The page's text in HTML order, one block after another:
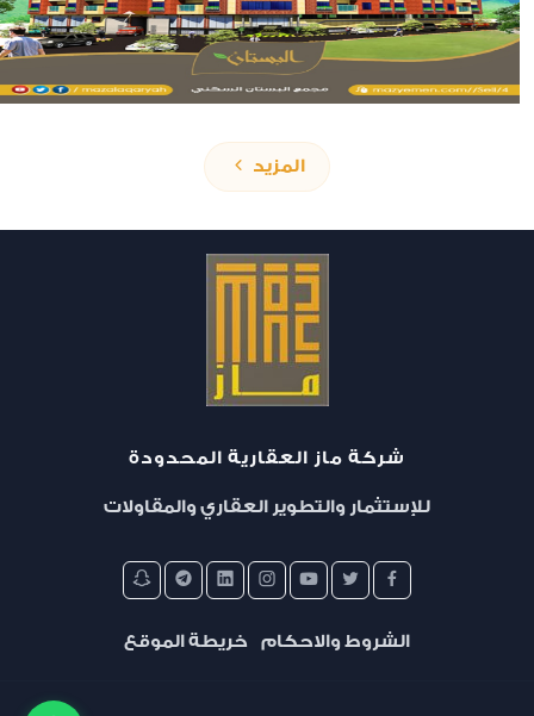
تمليك
مجمع البستان السكني - المرحلة الثالثة
المزيد
شركة ماز العقارية المحدودة
للإستثمار والتطوير العقاري والمقاولات
الشروط والاحكام خريطة الموقع